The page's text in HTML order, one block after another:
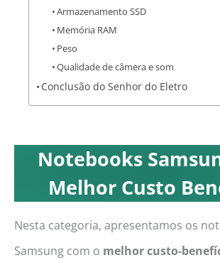
Armazenamento SSD
Memória RAM
Peso
Qualidade de câmera e som
Conclusão do Senhor do Eletro
Notebooks
Melhor Custo
Nesta categoria, apresentamos os
Samsung com o melhor custo-